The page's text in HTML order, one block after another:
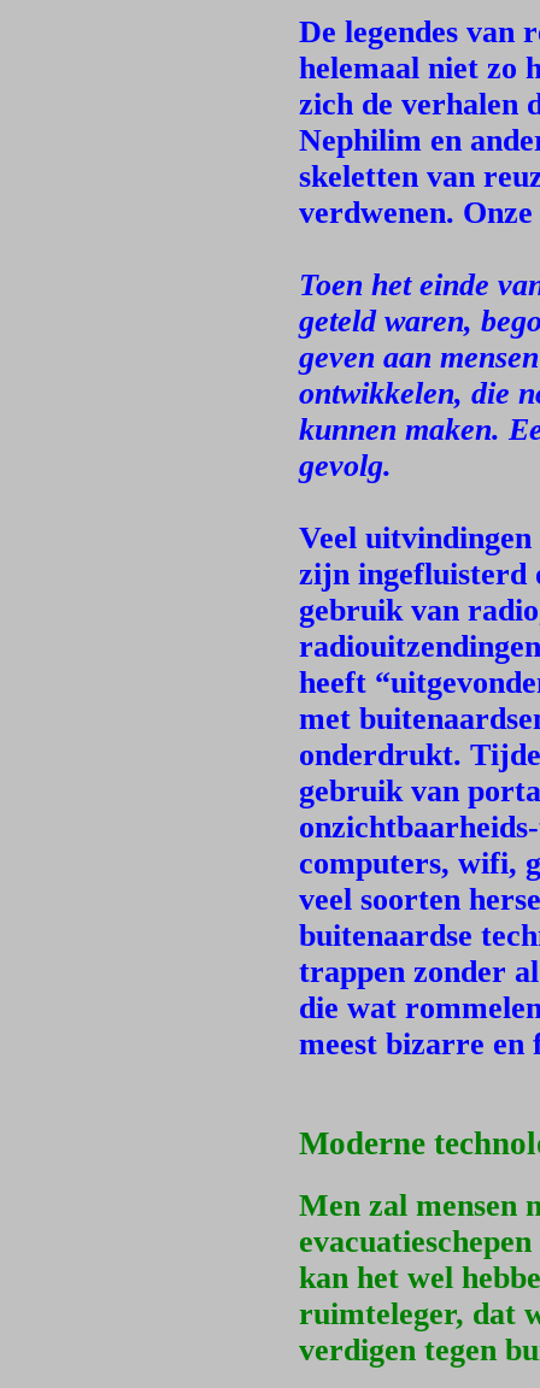
De legendes van
helemaal niet zo
zich de verhalen
Nephilim en
skeletten van
verdwenen.
Toen het einde
geteld waren,
geven aan
ontwikkelen, die
kunnen maken.
gevolg.
Veel uitvindingen
zijn ingefluisterd
gebruik van
heeft
met
onderdrukt.
gebruik van
computers, wifi,
veel soorten
buitenaardse
trappen zonder
die wat
meest bizarre en
Moderne
Men zal mensen
kan het wel
ruimteleger, dat
verdigen tegen